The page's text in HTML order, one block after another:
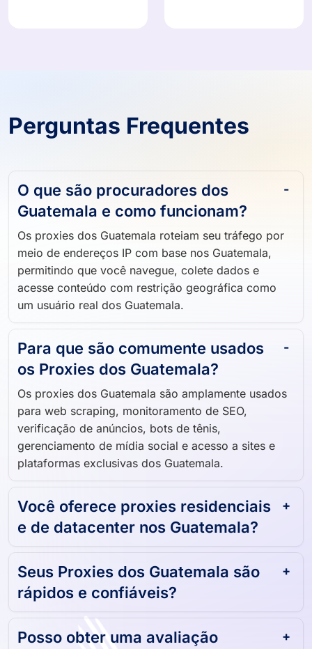
Perguntas Frequentes
O que são procuradores dos
Guatemala e como funcionam?
Os proxies dos Guatemala roteiam seu tráfego por
meio de endereços IP com base nos Guatemala,
permitindo que você navegue, colete dados e
acesse conteúdo com restrição geográfica como
um usuário real dos Guatemala.
Para que são comumente usados ​​
os Proxies dos Guatemala?
Os proxies dos Guatemala são amplamente usados ​​
para web scraping, monitoramento de SEO,
verificação de anúncios, bots de tênis,
gerenciamento de mídia social e acesso a sites e
plataformas exclusivas dos Guatemala.
Você oferece proxies residenciais
e de datacenter nos Guatemala?
Seus Proxies dos Guatemala são
rápidos e confiáveis?
Posso obter uma avaliação